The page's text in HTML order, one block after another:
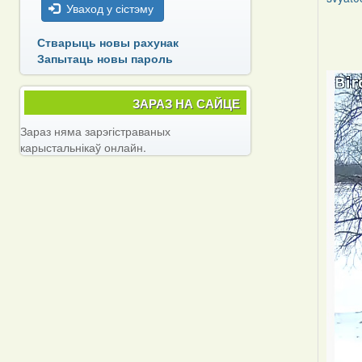
by
Уваход у сістэму
Стварыць новы рахунак
Запытаць новы пароль
ЗАРАЗ НА САЙЦЕ
Зараз няма зарэгістраваных
карыстальнікаў онлайн.